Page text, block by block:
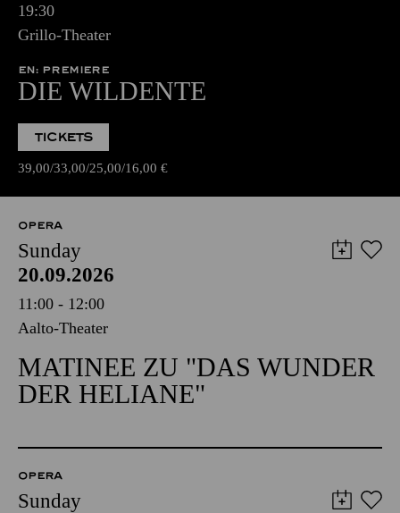
19:30
Grillo-Theater
EN: PREMIERE
DIE WILDENTE
TICKETS
39,00 33,00 25,00 16,00 €
OPERA
Sunday
20.09.2026
11:00 - 12:00
Aalto-Theater
MATINEE ZU "DAS WUNDER
DER HELIANE"
OPERA
Sunday